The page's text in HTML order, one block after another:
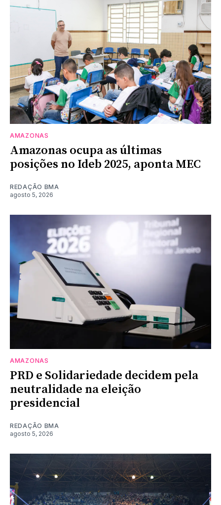
AMAZONAS
Amazonas ocupa as últimas
posições no Ideb 2025, aponta MEC
REDAÇÃO BMA
agosto 5, 2026
AMAZONAS
PRD e Solidariedade decidem pela
neutralidade na eleição
presidencial
REDAÇÃO BMA
agosto 5, 2026